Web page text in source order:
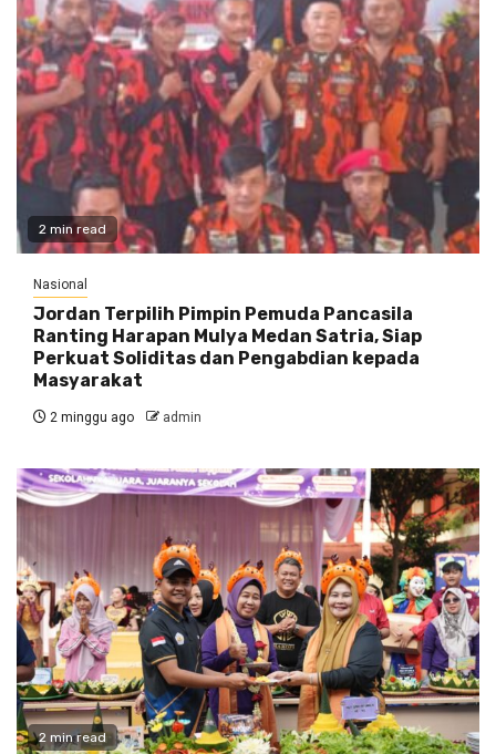
2 min read
Nasional
Jordan Terpilih Pimpin Pemuda Pancasila
Ranting Harapan Mulya Medan Satria, Siap
Perkuat Soliditas dan Pengabdian kepada
Masyarakat
2 minggu ago admin
2 min read